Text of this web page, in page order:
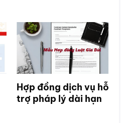
Hợp đồng dịch vụ hỗ
trợ pháp lý dài hạn